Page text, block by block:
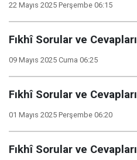
22 Mayıs 2025 Perşembe 06:15
Fıkhî Sorular ve Cevapları
09 Mayıs 2025 Cuma 06:25
Fıkhî Sorular ve Cevapları
01 Mayıs 2025 Perşembe 06:20
Fıkhî Sorular ve Cevapları